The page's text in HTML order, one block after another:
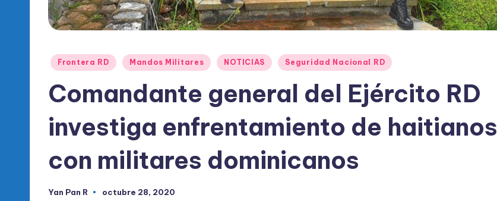
M
Publicado
Frontera RD Mandos Militares NOTICIAS Seguridad Nacional RD
Comandante general del Ejército RD
investiga enfrentamiento de haitianos
con militares dominicanos
Publicado
Yan Pan R octubre 28, 2020